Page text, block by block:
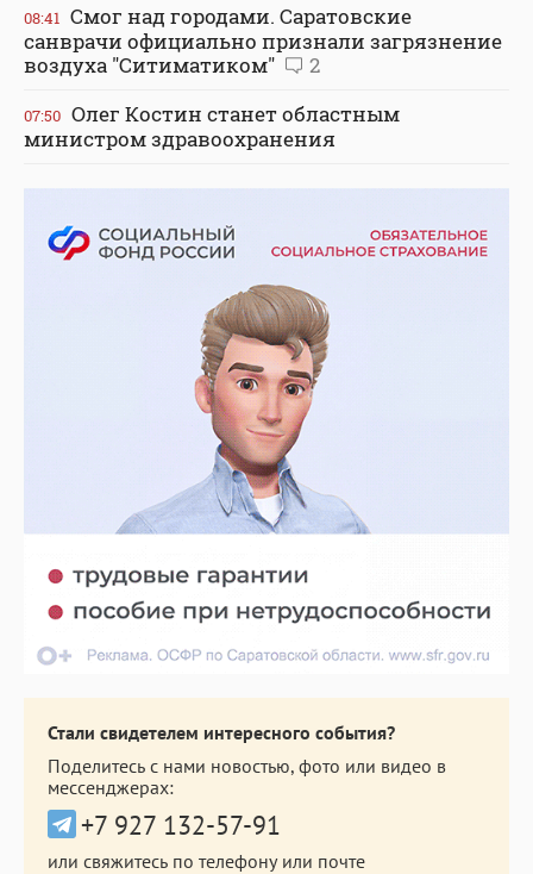
08:41 Смог над городами. Саратовские
санврачи официально признали загрязнение
воздуха "Ситиматиком"
2
07:50 Олег Костин станет областным
министром здравоохранения
Стали свидетелем интересного события?
Поделитесь с нами новостью, фото или видео в
мессенджерах:
+7 927 132-57-91
или свяжитесь по телефону или почте